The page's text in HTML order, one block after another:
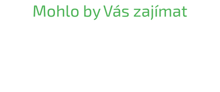
Mohlo by Vás zajímat